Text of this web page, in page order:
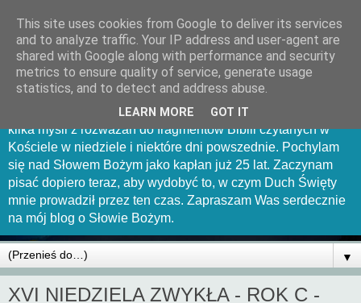
Mów Panie bo sługa Twój
słucha
Witam Was serdecznie na tej stronce. Chciałbym uchwycić
kilka myśli z rozważań do fragmentów Biblii czytanych w
Kościele w niedziele i niektóre dni powszednie. Pochylam
się nad Słowem Bożym jako kapłan już 25 lat. Zaczynam
pisać dopiero teraz, aby wydobyć to, w czym Duch Święty
mnie prowadził przez ten czas. Zapraszam Was serdecznie
na mój blog o Słowie Bożym.
▼
XVI NIEDZIELA ZWYKŁA - ROK C -
This site uses cookies from Google to deliver its services
and to analyze traffic. Your IP address and user-agent are
shared with Google along with performance and security
metrics to ensure quality of service, generate usage
statistics, and to detect and address abuse.
LEARN MORE GOT IT